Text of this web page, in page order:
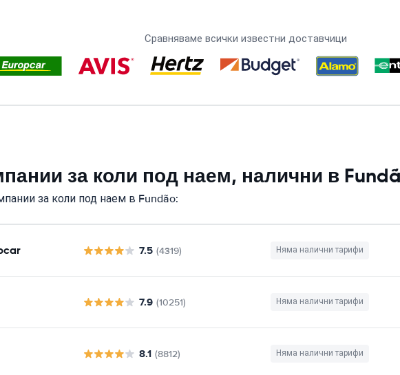
Сравняваме всички известни доставчици
за коли под наем, налични в
за коли под наем в Fundão:
7.5 (4319) Няма налични тарифи
7.9 (10251) Няма налични тарифи
8.1 (8812) Няма налични тарифи